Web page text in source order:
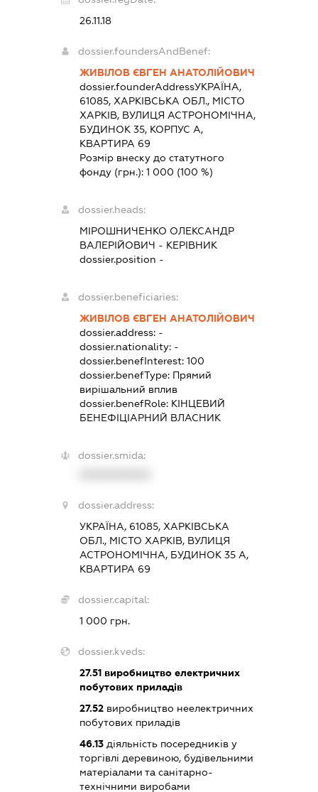
26.11.18
dossier.foundersAndBenef:
ЖИВІЛОВ ЄВГЕН АНАТОЛІЙОВИЧ
dossier.founderAddressУКРАЇНА,
61085, ХАРКІВСЬКА ОБЛ., МІСТО
ХАРКІВ, ВУЛИЦЯ АСТРОНОМІЧНА,
БУДИНОК 35, КОРПУС А,
КВАРТИРА 69
Розмір внеску до статутного
фонду (грн.): 1 000 (100 %)
dossier.heads:
МІРОШНИЧЕНКО ОЛЕКСАНДР
ВАЛЕРІЙОВИЧ - КЕРІВНИК
dossier.position -
dossier.beneficiaries:
ЖИВІЛОВ ЄВГЕН АНАТОЛІЙОВИЧ
dossier.address: -
dossier.nationality: -
dossier.benefInterest: 100
dossier.benefType: Прямий
вирішальний вплив
dossier.benefRole: КІНЦЕВИЙ
БЕНЕФІЦІАРНИЙ ВЛАСНИК
dossier.smida:
dossier.address:
УКРАЇНА, 61085, ХАРКІВСЬКА
ОБЛ., МІСТО ХАРКІВ, ВУЛИЦЯ
АСТРОНОМІЧНА, БУДИНОК 35 А,
КВАРТИРА 69
dossier.capital:
1 000 грн.
dossier.kveds:
27.51виробництво електричних
побутових приладів
27.52виробництво неелектричних
побутових приладів
46.13діяльність посередників у
торгівлі деревиною, будівельними
матеріалами та санітарно-
технічними виробами